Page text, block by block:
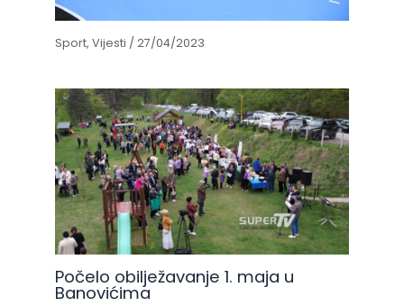
Sport,Vijesti /27/04/2023
Počelo obilježavanje 1. maja u
Banovićima